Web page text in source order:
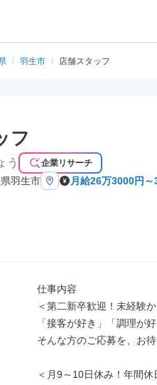
/ 羽生市 / 店舗スタッフ
フ
う 企業リサーチ
羽生市 月給26万3000円～
仕事内容
＜第二新卒歓迎！未経験
「接客が好き」「調理が
そんな方のご応募を、お
＜月9～10日休み！年間休